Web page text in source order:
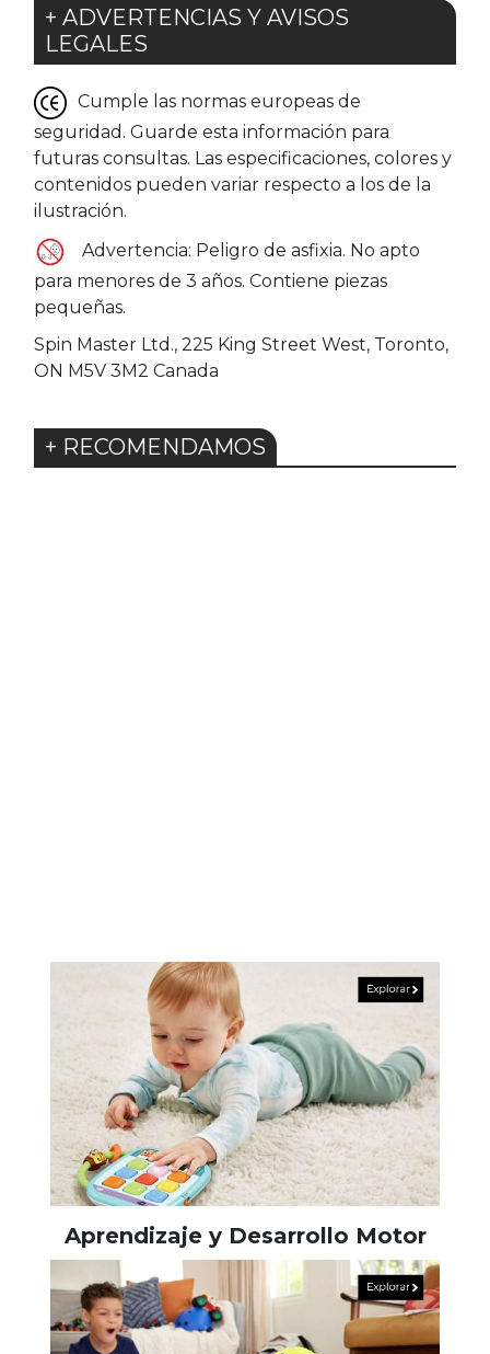
+ ADVERTENCIAS Y AVISOS
LEGALES
Cumple las normas europeas de
seguridad. Guarde esta información para
futuras consultas. Las especificaciones, colores y
contenidos pueden variar respecto a los de la
ilustración.
Advertencia: Peligro de asfixia. No apto
para menores de 3 años. Contiene piezas
pequeñas.
Spin Master Ltd., 225 King Street West, Toronto,
ON M5V 3M2 Canada
+ RECOMENDAMOS
Aprendizaje y Desarrollo Motor